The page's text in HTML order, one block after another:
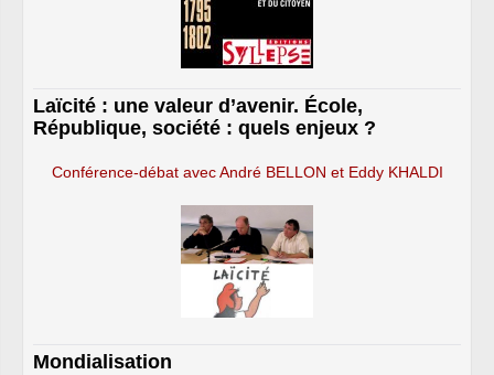
Laïcité : une valeur d’avenir. École,
République, société : quels enjeux ?
Conférence-débat avec André BELLON et Eddy KHALDI
Mondialisation